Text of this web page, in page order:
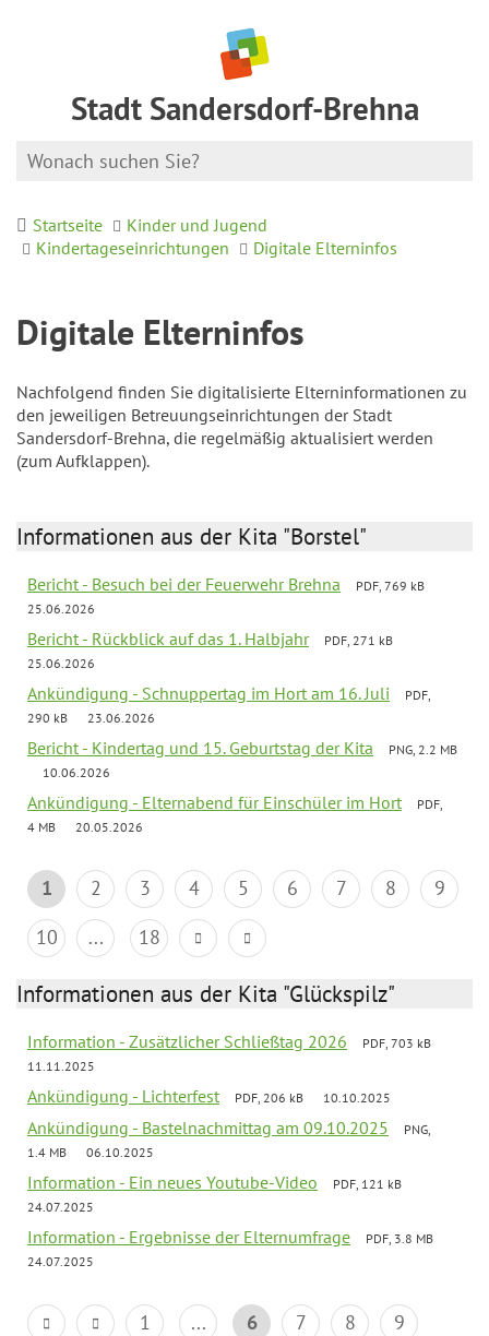
Stadt Sandersdorf-Brehna
Startseite
Kinder und Jugend
Kindertageseinrichtungen
Digitale Elterninfos
Digitale Elterninfos
Nachfolgend finden Sie digitalisierte Elterninformationen zu
den jeweiligen Betreuungseinrichtungen der Stadt
Sandersdorf-Brehna, die regelmäßig aktualisiert werden
(zum Aufklappen).
Informationen aus der Kita "Borstel"
Bericht - Besuch bei der Feuerwehr Brehna
PDF, 769 kB
25.06.2026
Bericht - Rückblick auf das 1. Halbjahr
PDF, 271 kB
25.06.2026
Ankündigung - Schnuppertag im Hort am 16. Juli
PDF,
290 kB
23.06.2026
Bericht - Kindertag und 15. Geburtstag der Kita
PNG, 2.2 MB
10.06.2026
Ankündigung - Elternabend für Einschüler im Hort
PDF,
4 MB
20.05.2026
1 2 3 4 5 6 7 8
9
10
... 18
Informationen aus der Kita "Glückspilz"
Information - Zusätzlicher Schließtag 2026
PDF, 703 kB
11.11.2025
Ankündigung - Lichterfest PDF, 206 kB 10.10.2025
Ankündigung - Bastelnachmittag am 09.10.2025
PNG,
1.4 MB
06.10.2025
Information - Ein neues Youtube-Video
PDF, 121 kB
24.07.2025
Information - Ergebnisse der Elternumfrage
PDF, 3.8 MB
24.07.2025
1 ... 6 7 8
9